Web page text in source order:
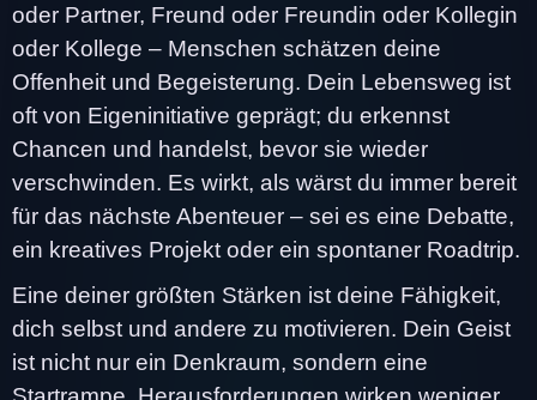
oder Partner, Freund oder Freundin oder Kollegin
oder Kollege – Menschen schätzen deine
Offenheit und Begeisterung. Dein Lebensweg ist
oft von Eigeninitiative geprägt; du erkennst
Chancen und handelst, bevor sie wieder
verschwinden. Es wirkt, als wärst du immer bereit
für das nächste Abenteuer – sei es eine Debatte,
ein kreatives Projekt oder ein spontaner Roadtrip.
Eine deiner größten Stärken ist deine Fähigkeit,
dich selbst und andere zu motivieren. Dein Geist
ist nicht nur ein Denkraum, sondern eine